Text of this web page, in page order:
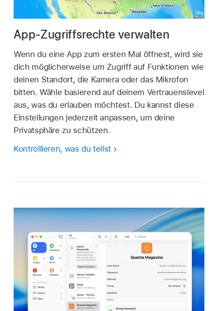
App-Zugriffsrechte verwalten
Wenn du eine App zum ersten Mal öffnest, wird sie
dich möglicherweise um Zugriff auf Funktionen wie
deinen Standort, die Kamera oder das Mikrofon
bitten. Wähle basierend auf deinem Vertrauenslevel
aus, was du erlauben möchtest. Du kannst diese
Einstellungen jederzeit anpassen, um deine
Privatsphäre zu schützen.
Kontrollieren, was du teilst